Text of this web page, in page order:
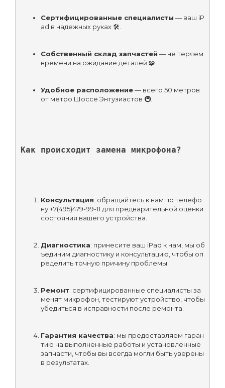
Сертифицированные специалисты — ваш iP
ad в надежных руках 🛠️.
Собственный склад запчастей — не теряем
времени на ожидание деталей 🧩.
Удобное расположение — всего 50 метров
от метро Шоссе Энтузиастов 🚇.
Как происходит замена микрофона?
Консультация: обращайтесь к нам по телефо
ну +7(495)479-99-11 для предварительной оценки
состояния вашего устройства.
Диагностика: принесите ваш iPad к нам, мы об
ъединим диагностику и консультацию, чтобы оп
ределить точную причину проблемы.
Ремонт: сертифицированные специалисты за
менят микрофон, тестируют устройство, чтобы
убедиться в исправности после ремонта.
Гарантия качества: мы предоставляем гаран
тию на выполненные работы и установленные
запчасти, чтобы вы всегда могли быть уверены
в результатах.